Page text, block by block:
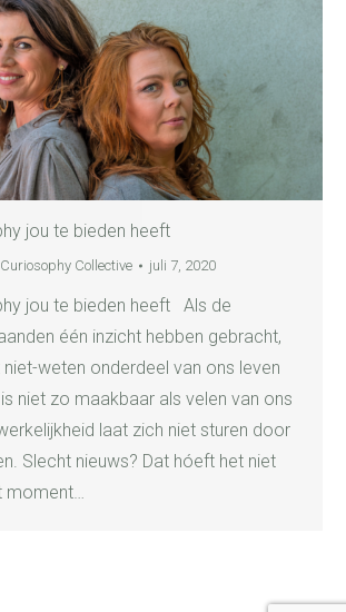
jou te bieden heeft
Collective juli 7, 2020
jou te bieden heeft Als de
één inzicht hebben gebracht,
weten onderdeel van ons leven
niet zo maakbaar als velen van ons
laat zich niet sturen door
Slecht nieuws? Dat hóeft het niet
moment…